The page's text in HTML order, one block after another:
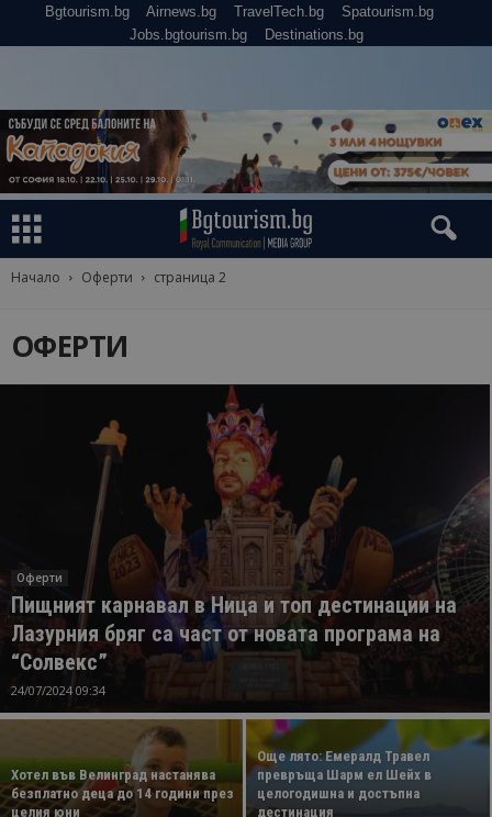
Bgtourism.bg Airnews.bg TravelTech.bg
Spatourism.bg
Jobs.bgtourism.bg
Destinations.bg
Начало Оферти страница 2
ОФЕРТИ
Оферти
Пищният карнавал в Ница и топ дестинации на
Лазурния бряг са част от новата програма на
“Солвекс”
24/07/2024 09:34
Хотел във Велинград настанява
безплатно деца до 14 години през
целия юни
Още лято: Емералд Травел
превръща Шарм ел Шейх в
целогодишна и достъпна
дестинация